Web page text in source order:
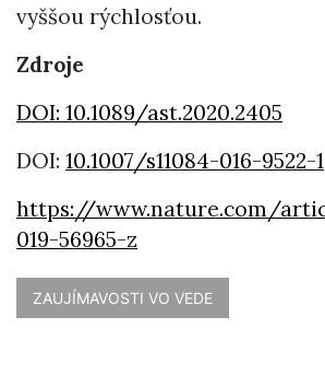
vyššou rýchlosťou.
Zdroje
DOI: 10.1089/ast.2020.2405
DOI: 10.1007/s11084-016-9522-1
https://www.nature.com/
019-56965-z
ZAUJÍMAVOSTI VO VEDE